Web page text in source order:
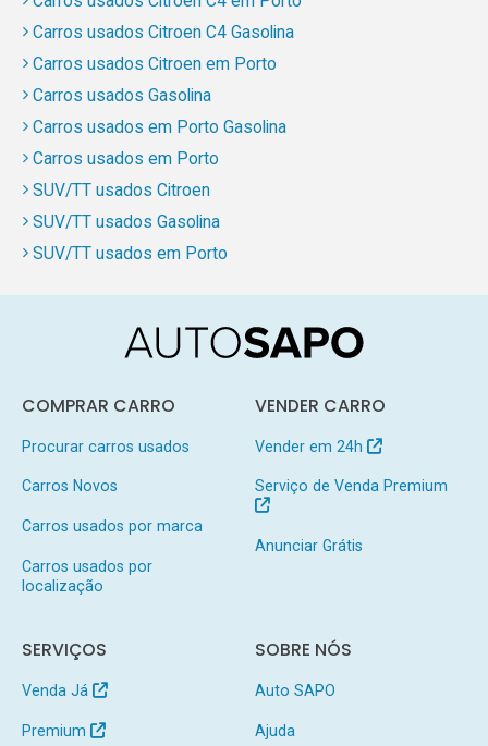
Carros usados Citroen C4 Gasolina
Carros usados Citroen em Porto
Carros usados Gasolina
Carros usados em Porto Gasolina
Carros usados em Porto
SUV/TT usados Citroen
SUV/TT usados Gasolina
SUV/TT usados em Porto
COMPRAR CARRO
Procurar carros usados
Carros Novos
Carros usados por marca
Carros usados por
localização
VENDER CARRO
Vender em 24h
Serviço de Venda Premium
Anunciar Grátis
SERVIÇOS
Venda Já
Premium
SOBRE NÓS
Auto SAPO
Ajuda